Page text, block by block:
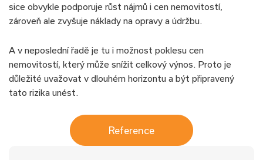
sice obvykle podporuje růst nájmů i cen nemovitostí,
zároveň ale zvyšuje náklady na opravy a údržbu.
A v neposlední řadě je tu i možnost poklesu cen
nemovitostí, který může snížit celkový výnos. Proto je
důležité uvažovat v dlouhém horizontu a být připravený
tato rizika unést.
Reference